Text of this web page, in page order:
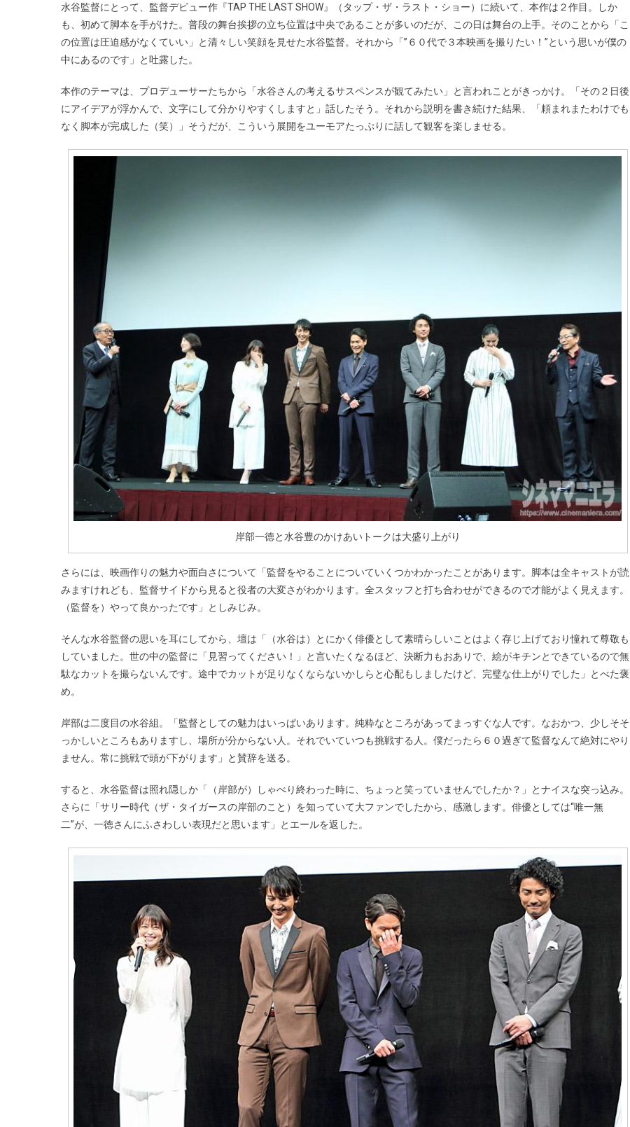
水谷監督にとって、監督デビュー作『TAP THE LAST SHOW』（タップ・ザ・ラスト・ショー）に続いて、本作は２作目。しか
も、初めて脚本を手がけた。普段の舞台挨拶の立ち位置は中央であることが多いのだが、この日は舞台の上手。そのことから「こ
の位置は圧迫感がなくていい」と清々しい笑顔を見せた水谷監督。それから「”６０代で３本映画を撮りたい！”という思いが僕の
中にあるのです」と吐露した。
本作のテーマは、プロデューサーたちから「水谷さんの考えるサスペンスが観てみたい」と言われことがきっかけ。「その２日後
にアイデアが浮かんで、文字にして分かりやすくしますと」話したそう。それから説明を書き続けた結果、「頼まれまたわけでも
なく脚本が完成した（笑）」そうだが、こういう展開をユーモアたっぷりに話して観客を楽しませる。
岸部一徳と水谷豊のかけあいトークは大盛り上がり
さらには、映画作りの魅力や面白さについて「監督をやることについていくつかわかったことがあります。脚本は全キャストが読
みますけれども、監督サイドから見ると役者の大変さがわかります。全スタッフと打ち合わせができるので才能がよく見えます。
（監督を）やって良かったです」としみじみ。
そんな水谷監督の思いを耳にしてから、壇は「（水谷は）とにかく俳優として素晴らしいことはよく存じ上げており憧れて尊敬も
していました。世の中の監督に「見習ってください！」と言いたくなるほど、決断力もおありで、絵がキチンとできているので無
駄なカットを撮らないんです。途中でカットが足りなくならないかしらと心配もしましたけど、完璧な仕上がりでした」とべた褒
め。
岸部は二度目の水谷組。「監督としての魅力はいっぱいあります。純粋なところがあってまっすぐな人です。なおかつ、少しそそ
っかしいところもありますし、場所が分からない人。それでいていつも挑戦する人。僕だったら６０過ぎて監督なんて絶対にやり
ません。常に挑戦で頭が下がります」と賛辞を送る。
すると、水谷監督は照れ隠しか「（岸部が）しゃべり終わった時に、ちょっと笑っていませんでしたか？」とナイスな突っ込み。
さらに「サリー時代（ザ・タイガースの岸部のこと）を知っていて大ファンでしたから、感激します。俳優としては“唯一無
二”が、一徳さんにふさわしい表現だと思います」とエールを返した。